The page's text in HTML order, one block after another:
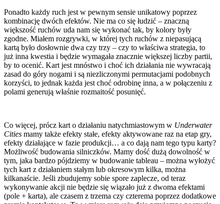
Ponadto każdy ruch jest w pewnym sensie unikatowy poprzez
kombinację dwóch efektów. Nie ma co się łudzić – znaczną
większość ruchów uda nam się wykonać tak, by kolory były
zgodne. Miałem rozgrywki, w której tych ruchów z niepasującą
kartą było dosłownie dwa czy trzy – czy to właściwa strategia, to
już inna kwestia i będzie wymagała znacznie większej liczby partii,
by to ocenić. Kart jest mnóstwo i choć ich działania nie wywracają
zasad do góry nogami i są niezliczonymi permutacjami podobnych
korzyści, to jednak każda jest choć odrobinę inna, a w połączeniu z
polami generują właśnie rozmaitość posunięć.
Co więcej, prócz kart o działaniu natychmiastowym w Underwater
Cities mamy także efekty stałe, efekty aktywowane raz na etap gry,
efekty działające w fazie produkcji… a co dają nam tego typu karty?
Możliwość budowania silniczków. Mamy dość dużą dowolność w
tym, jaka bardzo pójdziemy w budowanie tableau – można wyłożyć
tych kart z działaniem stałym lub okresowym kilka, można
kilkanaście. Jeśli zbudujemy sobie spore zaplecze, od teraz
wykonywanie akcji nie będzie się wiązało już z dwoma efektami
(pole + karta), ale czasem z trzema czy czterema poprzez dodatkowe